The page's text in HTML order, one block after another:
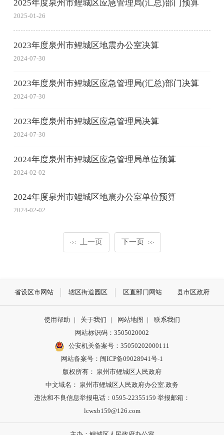
2025年度泉州市鲤城区应急管理局(汇总)部门预算
2025-01-26
2023年度泉州市鲤城区地震办公室决算
2024-07-30
2023年度泉州市鲤城区应急管理局(汇总)部门决算
2024-07-30
2023年度泉州市鲤城区应急管理局决算
2024-07-30
2024年度泉州市鲤城区应急管理局单位预算
2024-02-02
2024年度泉州市鲤城区地震办公室单位预算
2024-02-02
<< 上一页 下一页 >>
省设区市网站 辖区街道园区 区直部门网站 县市区政府
使用帮助 | 关于我们 | 网站地图 |
联系我们
网站标识码：3505020002
公安机关备案号：35050202000111
网站备案号：闽ICP备09028941号-1
版权所有： 泉州市鲤城区人民政府
中文域名： 泉州市鲤城区人民政府办公室.政务
违法和不良信息举报电话：0595-22355159 举报邮箱：
lcwxb159@126.com